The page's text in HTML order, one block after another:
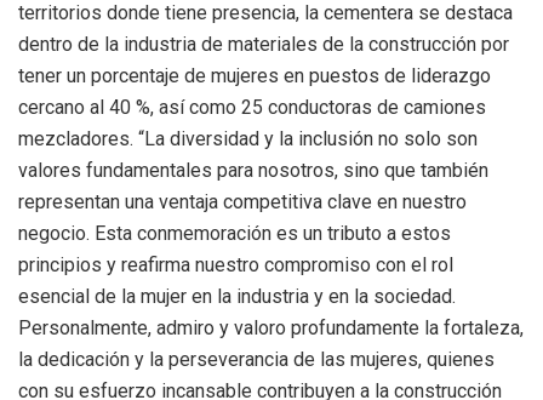
territorios donde tiene presencia, la cementera se destaca
dentro de la industria de materiales de la construcción por
tener un porcentaje de mujeres en puestos de liderazgo
cercano al 40 %, así como 25 conductoras de camiones
mezcladores. “La diversidad y la inclusión no solo son
valores fundamentales para nosotros, sino que también
representan una ventaja competitiva clave en nuestro
negocio. Esta conmemoración es un tributo a estos
principios y reafirma nuestro compromiso con el rol
esencial de la mujer en la industria y en la sociedad.
Personalmente, admiro y valoro profundamente la fortaleza,
la dedicación y la perseverancia de las mujeres, quienes
con su esfuerzo incansable contribuyen a la construcción